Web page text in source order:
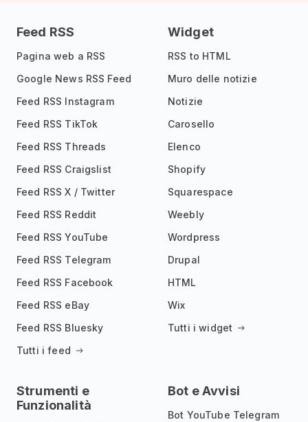
Feed RSS
Pagina web a RSS
Google News RSS Feed
Feed RSS Instagram
Feed RSS TikTok
Feed RSS Threads
Feed RSS Craigslist
Feed RSS X / Twitter
Feed RSS Reddit
Feed RSS YouTube
Feed RSS Telegram
Feed RSS Facebook
Feed RSS eBay
Feed RSS Bluesky
Tutti i feed
Widget
RSS to HTML
Muro delle notizie
Notizie
Carosello
Elenco
Shopify
Squarespace
Weebly
Wordpress
Drupal
HTML
Wix
Tutti i widget
Strumenti e
Funzionalità
Bot e Avvisi
Bot YouTube Telegram